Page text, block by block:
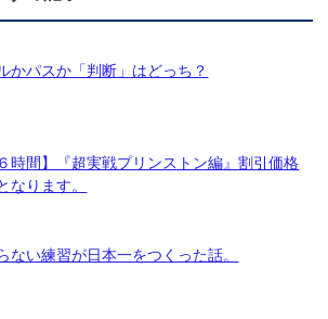
かパスか「判断」はどっち？
６時間】『超実戦プリンストン編』割引価格
なります。
ない練習が日本一をつくった話。